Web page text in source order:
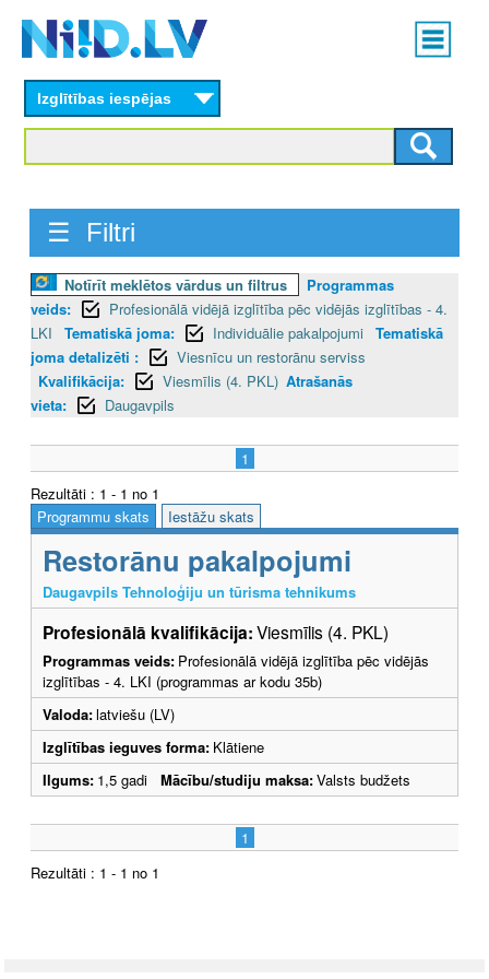
content
Main
menu
Izglītības iespējas
☰ Filtri
Notīrīt meklētos vārdus un filtrus
Programmas
veids:
Profesionālā vidējā izglītība pēc vidējās izglītības - 4.
LKI
Tematiskā joma: Individuālie pakalpojumi
Tematiskā
joma detalizēti :
Viesnīcu un restorānu serviss
Kvalifikācija:
Viesmīlis (4. PKL) Atrašanās
vieta:
Daugavpils
1
Rezultāti : 1 - 1 no 1
Programmu skats
Iestāžu skats
Restorānu pakalpojumi
Daugavpils Tehnoloģiju un tūrisma tehnikums
Profesionālā kvalifikācija:Viesmīlis (4. PKL)
Programmas veids: Profesionālā vidējā izglītība pēc vidējās
izglītības - 4. LKI (programmas ar kodu 35b)
Valoda:latviešu (LV)
Izglītības ieguves forma: Klātiene
Ilgums: 1,5 gadi Mācību/studiju maksa:Valsts budžets
1
Rezultāti : 1 - 1 no 1